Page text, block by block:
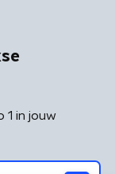
1 in jouw